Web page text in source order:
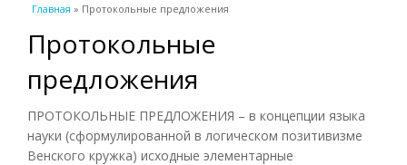
Вы здесь
Главная » Протокольные предложения
Протокольные
предложения
ПРОТОКОЛЬНЫЕ ПРЕДЛОЖЕНИЯ – в концепции языка
науки (сформулированной в логическом позитивизме
Венского кружка) исходные элементарные